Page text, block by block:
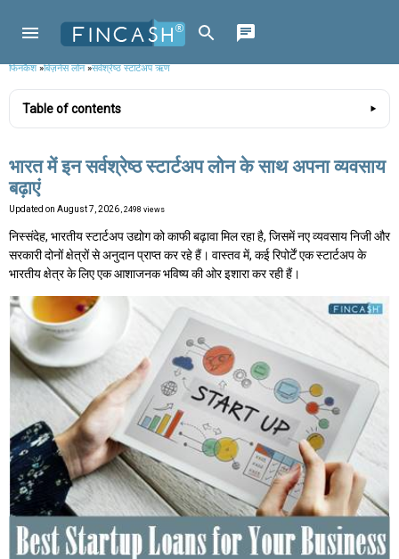
फिनकैश»बिज़नेस लोन»सर्वश्रेष्ठ स्टार्टअप ऋण
Table of contents
भारत में इन सर्वश्रेष्ठ स्टार्टअप लोन के साथ अपना व्यवसाय
बढ़ाएं
Updated on August 7, 2026 , 2498 views
निस्संदेह, भारतीय स्टार्टअप उद्योग को काफी बढ़ावा मिल रहा है, जिसमें नए व्यवसाय निजी और
सरकारी दोनों क्षेत्रों से अनुदान प्राप्त कर रहे हैं। वास्तव में, कई रिपोर्टें एक स्टार्टअप के
भारतीय क्षेत्र के लिए एक आशाजनक भविष्य की ओर इशारा कर रही हैं।